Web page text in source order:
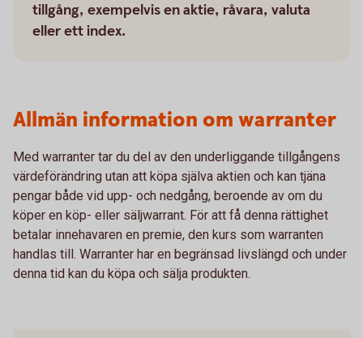
tillgång, exempelvis en aktie, råvara, valuta
eller ett index.
Allmän information om warranter
Med warranter tar du del av den underliggande tillgångens
värdeförändring utan att köpa själva aktien och kan tjäna
pengar både vid upp- och nedgång, beroende av om du
köper en köp- eller säljwarrant. För att få denna rättighet
betalar innehavaren en premie, den kurs som warranten
handlas till. Warranter har en begränsad livslängd och under
denna tid kan du köpa och sälja produkten.